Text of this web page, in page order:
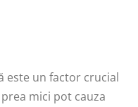
este un factor crucial
mici pot cauza